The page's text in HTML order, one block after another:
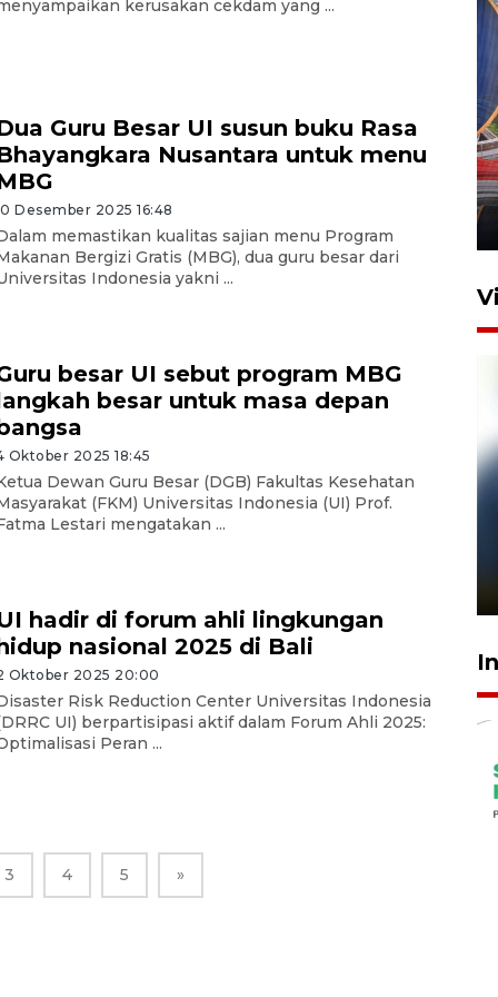
kerusakan cekdam yang ...
Guru Besar UI susun buku Rasa
Nusantara untuk menu
Desember 2025 16:48
memastikan kualitas sajian menu Program
Bergizi Gratis (MBG), dua guru besar dari
Indonesia yakni ...
besar UI sebut program MBG
besar untuk masa depan
Oktober 2025 18:45
Dewan Guru Besar (DGB) Fakultas Kesehatan
(FKM) Universitas Indonesia (UI) Prof.
Lestari mengatakan ...
hadir di forum ahli lingkungan
nasional 2025 di Bali
Oktober 2025 20:00
Risk Reduction Center Universitas Indonesia
UI) berpartisipasi aktif dalam Forum Ahli 2025:
Peran ...
3 4 5 »
Komisi V DPR tinjau
perlintasan sebidang di
Pelanggan Filaha Farm setia